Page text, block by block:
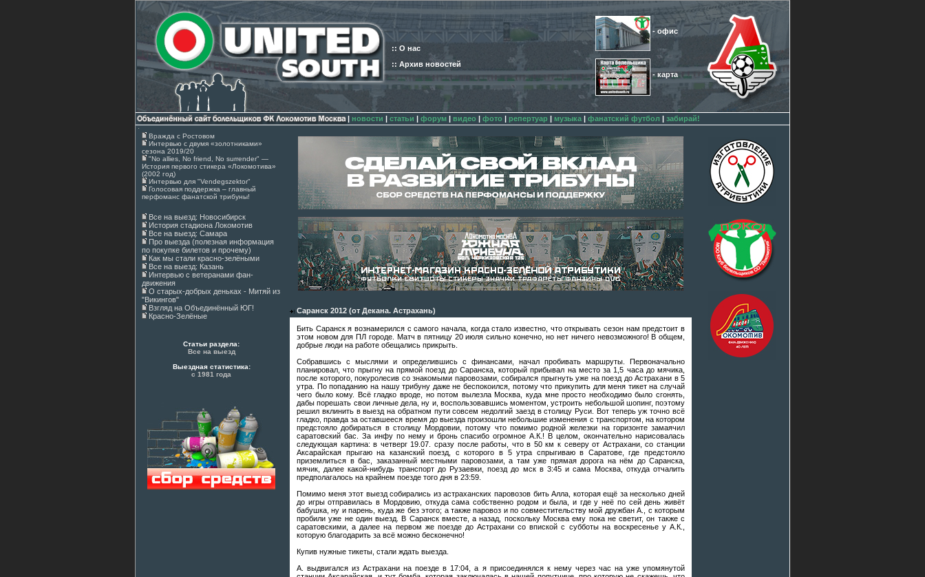
:: О нас
:: Архив новостей
- офис
- карта
| новости | статьи | форум | видео | фото | репертуар | музыка | фанатский футбол | забирай!
Вражда с Ростовом
Интервью с двумя «золотниками»
сезона 2019/20
"No allies, No friend, No surrender" —
История первого стикера «Локомотива»
(2002 год)
Интервью для "Vendegszektor"
Голосовая поддержка – главный
перфоманс фанатской трибуны!
Все на выезд: Новосибирск
История стадиона Локомотив
Все на выезд: Самара
Про выезда (полезная информация
по покупке билетов и прочему)
Как мы стали красно-зелёными
Все на выезд: Казань
Интервью с ветеранами фан-
движения
О старых-добрых деньках - Митяй из
"Викингов"
Взгляд на Объединённый ЮГ!
Красно-Зелёные
Статьи раздела:
Все на выезд
Выездная статистика:
с 1981 года
Саранск 2012 (от Декана. Астрахань)
Бить Саранск я вознамерился с самого начала, когда стало известно, что открывать сезон нам предстоит в
этом новом для ПЛ городе. Матч в пятницу 20 июля сильно конечно, но нет ничего невозможного! В общем,
добрые люди на работе обещались прикрыть.
Cобравшись с мыслями и определившись с финансами, начал пробивать маршруты. Первоначально
планировал, что прыгну на прямой поезд до Саранска, который прибывал на место за 1,5 часа до мячика,
после которого, покуролесив со знакомыми паровозами, собирался прыгнуть уже на поезд до Астрахани в 5
утра. По попаданию на нашу трибуну даже не беспокоился, потому что прикупить для меня тикет на случай
чего было кому. Всё гладко вроде, но потом вылезла Москва, куда мне просто необходимо было сгонять,
дабы порешать свои личные дела, ну и, воспользовавшись моментом, устроить небольшой шопинг, поэтому
решил вклинить в выезд на обратном пути совсем недолгий заезд в столицу Руси. Вот теперь уж точно всё
гладко, правда за оставшееся время до выезда произошли небольшие изменения с транспортом, на котором
предстояло добираться в столицу Мордовии, потому что помимо родной железки на горизонте замаячил
саратовский бас. За инфу по нему и бронь спасибо огромное А.К.! В целом, окончательно нарисовалась
следующая картина: в четверг 19.07. сразу после работы, что в 50 км к северу от Астрахани, со станции
Аксарайская прыгаю на казанский поезд, с которого в 5 утра спрыгиваю в Саратове, где предстояло
приземлиться в бас, заказанный местными паровозами, а там уже прямая дорога на нём до Саранска,
мячик, далее какой-нибудь транспорт до Рузаевки, поезд до мск в 3:45 и сама Москва, откуда отчалить
предполагалось на крайнем поезде того дня в 23:59.
Помимо меня этот выезд собирались из астраханских паровозов бить Алла, которая ещё за несколько дней
до игры отправилась в Мордовию, откуда сама собственно родом и была, и где у неё по сей день живёт
бабушка, ну и парень, куда же без этого; а также паровоз и по совместительству мой дружбан А., с которым
пробили уже не один выезд. В Саранск вместе, а назад, поскольку Москва ему пока не светит, он также с
саратовскими, а далее на первом же поезде до Астрахани со впиской с субботы на воскресенье у А.К.,
которую благодарить за всё можно бесконечно!
Купив нужные тикеты, стали ждать выезда.
А. выдвигался из Астрахани на поезде в 17:04, а я присоединялся к нему через час на уже упомянутой